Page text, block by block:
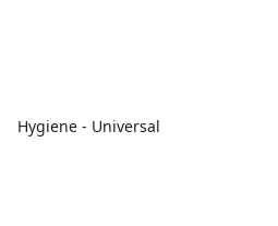
Hygiene - Universal